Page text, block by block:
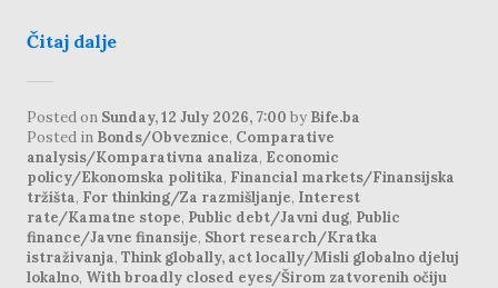
Čitaj dalje
Posted on Sunday, 12 July 2026, 7:00 by Bife.ba
Posted in Bonds/Obveznice, Comparative
analysis/Komparativna analiza, Economic
policy/Ekonomska politika, Financial markets/Finansijska
tržišta, For thinking/Za razmišljanje, Interest
rate/Kamatne stope, Public debt/Javni dug, Public
finance/Javne finansije, Short research/Kratka
istraživanja, Think globally, act locally/Misli globalno djeluj
lokalno, With broadly closed eyes/Širom zatvorenih očiju